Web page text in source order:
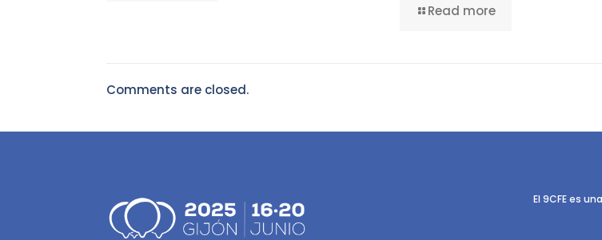
Read more
Comments are closed.
El 9CFE es